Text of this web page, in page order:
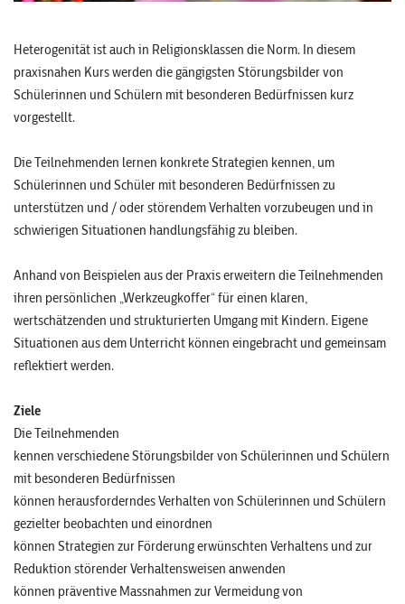
Heterogenität ist auch in Religionsklassen die Norm. In diesem
praxisnahen Kurs werden die gängigsten Störungsbilder von
Schülerinnen und Schülern mit besonderen Bedürfnissen kurz
vorgestellt.
Die Teilnehmenden lernen konkrete Strategien kennen, um
Schülerinnen und Schüler mit besonderen Bedürfnissen zu
unterstützen und / oder störendem Verhalten vorzubeugen und in
schwierigen Situationen handlungsfähig zu bleiben.
Anhand von Beispielen aus der Praxis erweitern die Teilnehmenden
ihren persönlichen „Werkzeugkoffer“ für einen klaren,
wertschätzenden und strukturierten Umgang mit Kindern. Eigene
Situationen aus dem Unterricht können eingebracht und gemeinsam
reflektiert werden.
Ziele
Die Teilnehmenden
kennen verschiedene Störungsbilder von Schülerinnen und Schülern
mit besonderen Bedürfnissen
können herausforderndes Verhalten von Schülerinnen und Schülern
gezielter beobachten und einordnen
können Strategien zur Förderung erwünschten Verhaltens und zur
Reduktion störender Verhaltensweisen anwenden
können präventive Massnahmen zur Vermeidung von